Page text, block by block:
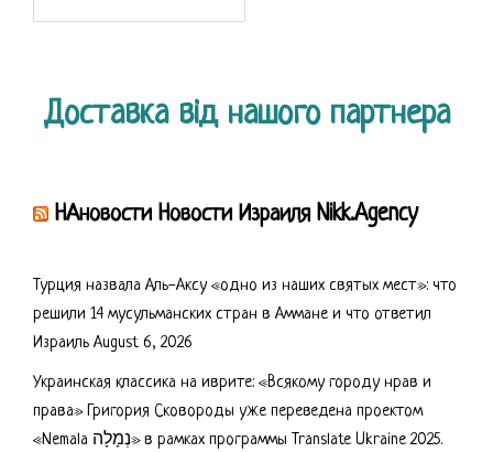
Доставка від нашого партнера
НАновости Новости Израиля Nikk.Agency
Турция назвала Аль-Аксу «одно из наших святых мест»: что
решили 14 мусульманских стран в Аммане и что ответил
Израиль August 6, 2026
Украинская классика на иврите: «Всякому городу нрав и
права» Григория Сковороды уже переведена проектом
«Nemala נְמָלָה» в рамках программы Translate Ukraine 2025.